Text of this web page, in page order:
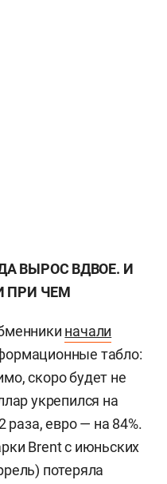
ВЫРОС ВДВОЕ. И
ПРИ ЧЕМ
начали
табло:
скоро будет не
укрепился на
раза, евро — на 84%.
Brent с июньских
потеряла